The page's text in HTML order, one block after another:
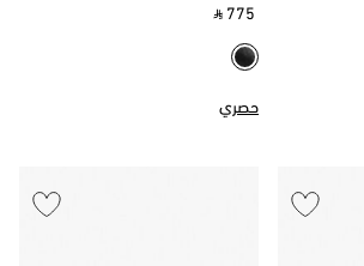
‎ ⃁ 775 ‎
حصري